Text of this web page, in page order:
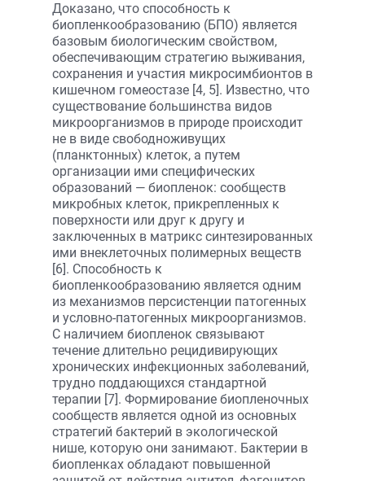
Доказано, что способность к
биопленкообразованию (БПО) является
базовым биологическим свойством,
обеспечивающим стратегию выживания,
сохранения и участия микросимбионтов в
кишечном гомеостазе [4, 5]. Известно, что
существование большинства видов
микроорганизмов в природе происходит
не в виде свободноживущих
(планктонных) клеток, а путем
организации ими специфических
образований — биопленок: сообществ
микробных клеток, прикрепленных к
поверхности или друг к другу и
заключенных в матрикс синтезированных
ими внеклеточных полимерных веществ
[6]. Способность к
биопленкообразованию является одним
из механизмов персистенции патогенных
и условно-патогенных микроорганизмов.
С наличием биопленок связывают
течение длительно рецидивирующих
хронических инфекционных заболеваний,
трудно поддающихся стандартной
терапии [7]. Формирование биопленочных
сообществ является одной из основных
стратегий бактерий в экологической
нише, которую они занимают. Бактерии в
биопленках обладают повышенной